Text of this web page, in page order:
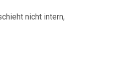
nicht intern,